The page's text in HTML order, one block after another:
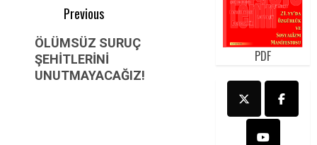
Post
navigation
Previous
Previous
post:
ÖLÜMSÜZ SURUÇ
ŞEHİTLERİNİ
UNUTMAYACAĞIZ!
PDF